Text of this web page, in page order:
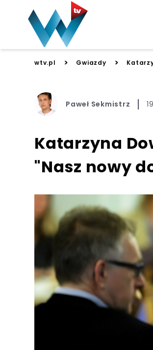
wtv.pl > Gwiazdy >
Paweł Sekmistrz
Katarzyna
"Nasz nowy